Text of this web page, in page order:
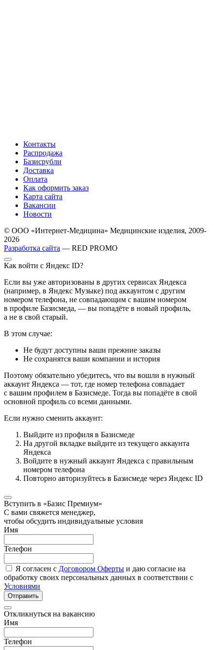
Контакты
Распродажа
Базисрубли
Доставка
Оплата
Как оформить заказ
Карта сайта
Вакансии
Новости
© ООО «Интернет-Медицина» Медицинские изделия, 2009-
2026
Разработка сайта — RED PROMO
Как войти с Яндекс ID?
Если вы уже авторизованы в других сервисах Яндекса
(например, в Яндекс Музыке) под аккаунтом с другим
номером телефона, не совпадающим с вашим номером
в профиле Базисмеда, — вы попадёте в новый профиль,
а не в свой старый.
В этом случае:
Не будут доступны ваши прежние заказы
Не сохранятся ваши компании и история
Поэтому обязательно убедитесь, что вы вошли в нужный
аккаунт Яндекса — тот, где номер телефона совпадает
с вашим профилем в Базисмеде. Тогда вы попадёте в свой
основной профиль со всеми данными.
Если нужно сменить аккаунт:
Выйдите из профиля в Базисмеде
На другой вкладке выйдите из текущего аккаунта
Яндекса
Войдите в нужный аккаунт Яндекса с правильным
номером телефона
Повторно авторизуйтесь в Базисмеде через Яндекс ID
Вступить в «Базис Премиум»
С вами свяжется менеджер,
чтобы обсудить индивидуальные условия
Имя
Телефон
Я согласен с Договором Оферты и даю согласие на
обработку своих персональных данных в соответствии с
Условиями
Отправить
Откликнуться на вакансию
Имя
Телефон